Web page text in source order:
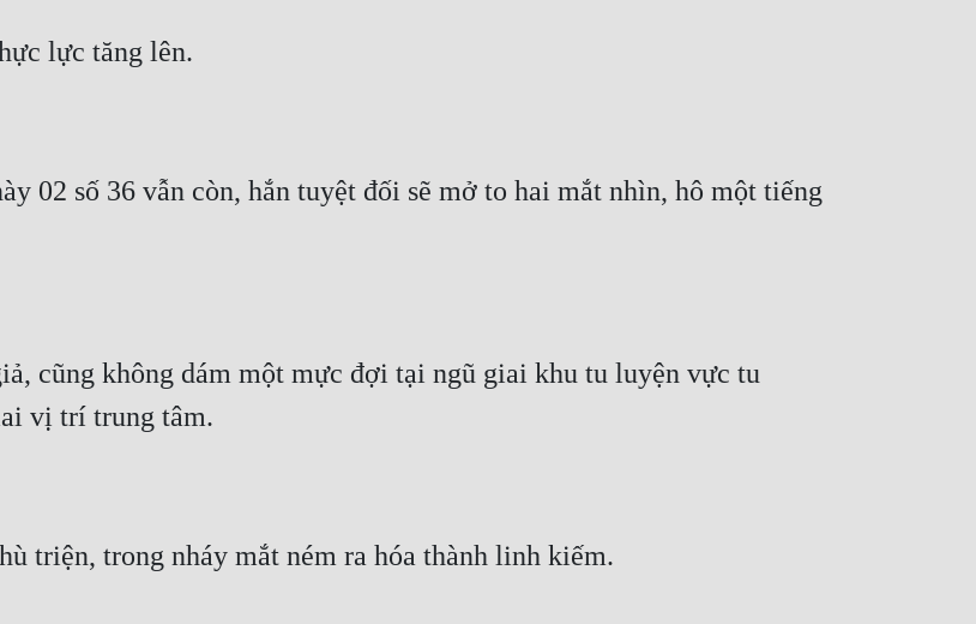
lực tăng lên.
02 số 36 vẫn còn, hắn tuyệt đối sẽ mở to hai mắt nhìn, hô một tiếng
cũng không dám một mực đợi tại ngũ giai khu tu luyện vực tu
vị trí trung tâm.
triện, trong nháy mắt ném ra hóa thành linh kiếm.